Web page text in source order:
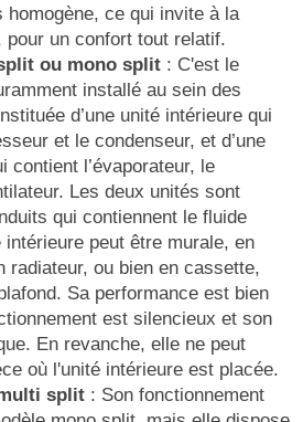
homogène, ce qui invite à la
pour un confort tout relatif.
ou mono split: C'est le
installé au sein des
d’une unité intérieure qui
et le condenseur, et d’une
contient l’évaporateur, le
Les deux unités sont
qui contiennent le fluide
peut être murale, en
radiateur, ou bien en cassette,
Sa performance est bien
est silencieux et son
En revanche, elle ne peut
où l'unité intérieure est placée.
split: Son fonctionnement